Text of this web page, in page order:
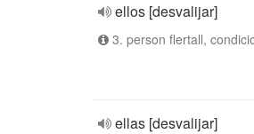
ellos [desvalijar]
3. person flertall,
ellas [desvalijar]